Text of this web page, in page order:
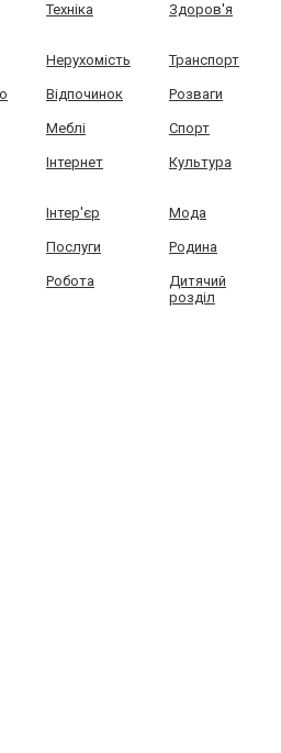
Техніка Здоров'я
Нерухомість Транспорт
Відпочинок Розваги
Меблі Спорт
Інтернет Культура
Інтер'єр Мода
Послуги Родина
Робота
Дитячий
розділ